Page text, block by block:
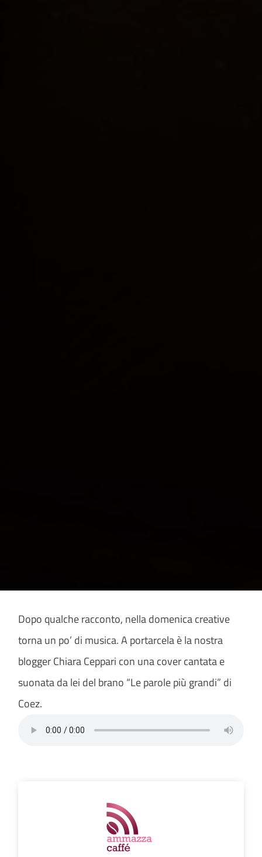
Dopo qualche racconto, nella domenica creative
torna un po’ di musica. A portarcela è la nostra
blogger Chiara Ceppari con una cover cantata e
suonata da lei del brano “Le parole più grandi” di
Coez.